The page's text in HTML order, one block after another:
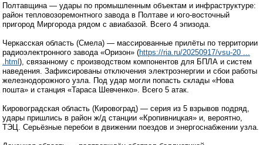
Полтавщина — удары по промышленным объектам и инфраструктуре:
район тепловозоремонтного завода в Полтаве и юго-восточный
пригород Миргорода рядом с авиабазой. Всего 4 эпизода.
Черкасская область (Смела) — массированные прилёты по территории
радиоэлектронного завода «Оризон» (https://ria.ru/20250917/vsu-20 ...
.html), связанному с производством компонентов для БПЛА и систем
наведения. Зафиксированы отключения электроэнергии и сбои работы
железнодорожного узла. Под удар могли попасть склады «Нова
пошта» и станция «Тараса Шевченко». Всего 5 атак.
Кировоградская область (Кировоград) — серия из 5 взрывов подряд,
удары пришлись в район ж/д станции «Кропивницкая» и, вероятно,
ТЭЦ. Серьёзные перебои в движении поездов и энергоснабжении узла.